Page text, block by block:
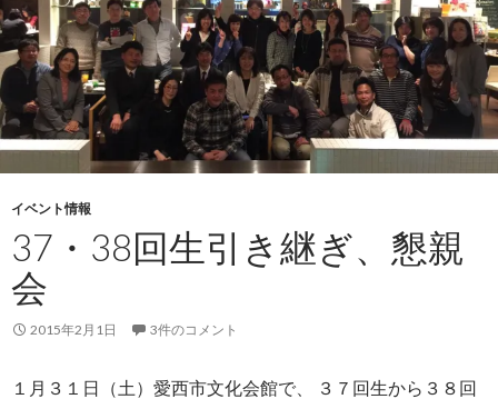
イベント情報
37・38回生引き継ぎ、懇親
会
2015年2月1日 3件のコメント
１月３１日（土）愛西市文化会館で、 ３７回生から３８回